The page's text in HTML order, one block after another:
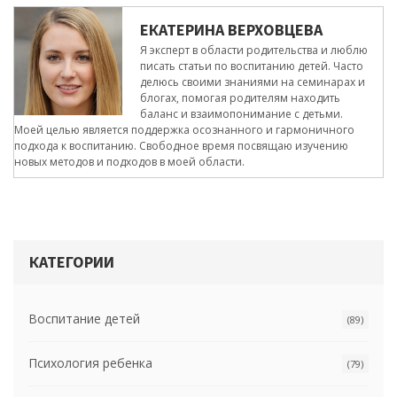
ЕКАТЕРИНА ВЕРХОВЦЕВА
Я эксперт в области родительства и люблю
писать статьи по воспитанию детей. Часто
делюсь своими знаниями на семинарах и
блогах, помогая родителям находить
баланс и взаимопонимание с детьми.
Моей целью является поддержка осознанного и гармоничного
подхода к воспитанию. Свободное время посвящаю изучению
новых методов и подходов в моей области.
КАТЕГОРИИ
Воспитание детей (89)
Психология ребенка (79)